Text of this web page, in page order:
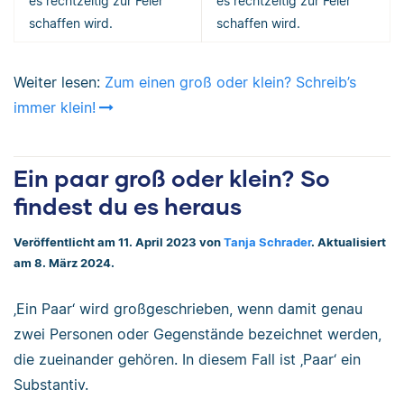
schaffen wird.
schaffen wird.
Weiter lesen: Zum einen groß oder klein? Schreib’s
immer klein!
Ein paar groß oder klein? So
findest du es heraus
Veröffentlicht am 11. April 2023 von Tanja Schrader. Aktualisiert
am 8. März 2024.
‚Ein Paar‘ wird großgeschrieben, wenn damit genau
zwei Personen oder Gegenstände bezeichnet werden,
die zueinander gehören. In diesem Fall ist ‚Paar‘ ein
Substantiv.